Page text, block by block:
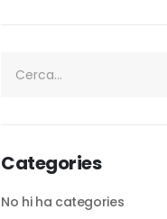
Categories
No hi ha categories